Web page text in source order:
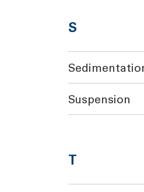
S
Suspension
T